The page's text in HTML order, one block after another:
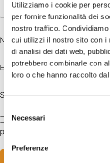
Utilizziamo i cookie per
per fornire funzionalità dei
nostro traffico.
cui utilizzi il nostro sito con i
di analisi dei dati web,
potrebbero combinarle con
loro o che hanno raccolto
del
consenso
Necessari
Preferenze
Nome*
Email*
Sito web
Salva il mio nome, email
per la prossima volta che